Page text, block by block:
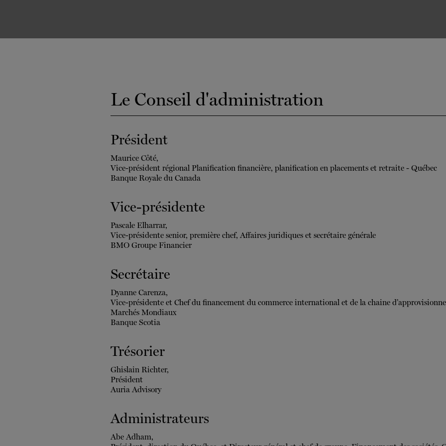
Le Conseil d'administration
Président
Maurice Côté,
Vice-président régional Planification financière, planification en placements et retraite - Québec
Banque Royale du Canada
Vice-présidente
Pascale Elharrar,
Vice-présidente senior, première chef, Affaires juridiques et secrétaire générale
BMO Groupe Financier
Secrétaire
Dyanne Carenza,
Vice-présidente et Chef du financement du commerce international et de la chaine
Marchés Mondiaux
Banque Scotia
Trésorier
Ghislain Richter,
Président
Auria Advisory
Administrateurs
Abe Adham,